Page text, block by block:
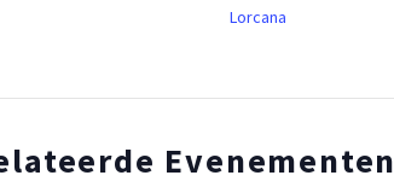
Lorcana
Evenementen